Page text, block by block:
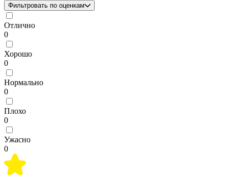
Фильтровать по оценкам
Отлично
0
Хорошо
0
Нормально
0
Плохо
0
Ужасно
0